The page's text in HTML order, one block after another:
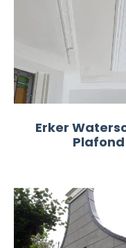
Erker
Plafond